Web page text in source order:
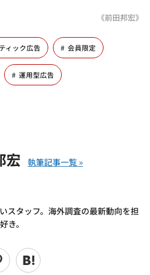
《前田邦宏》
ィック広告 会員限定
運用型広告
宏
スタッフ。海外調査の最新動向を担
き。